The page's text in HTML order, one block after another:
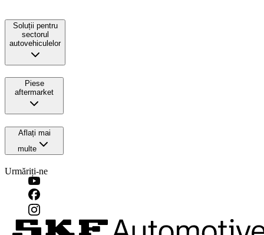
Soluții pentru
sectorul
autovehiculelor
Piese
aftermarket
Aflați mai
multe
Urmăriți-ne